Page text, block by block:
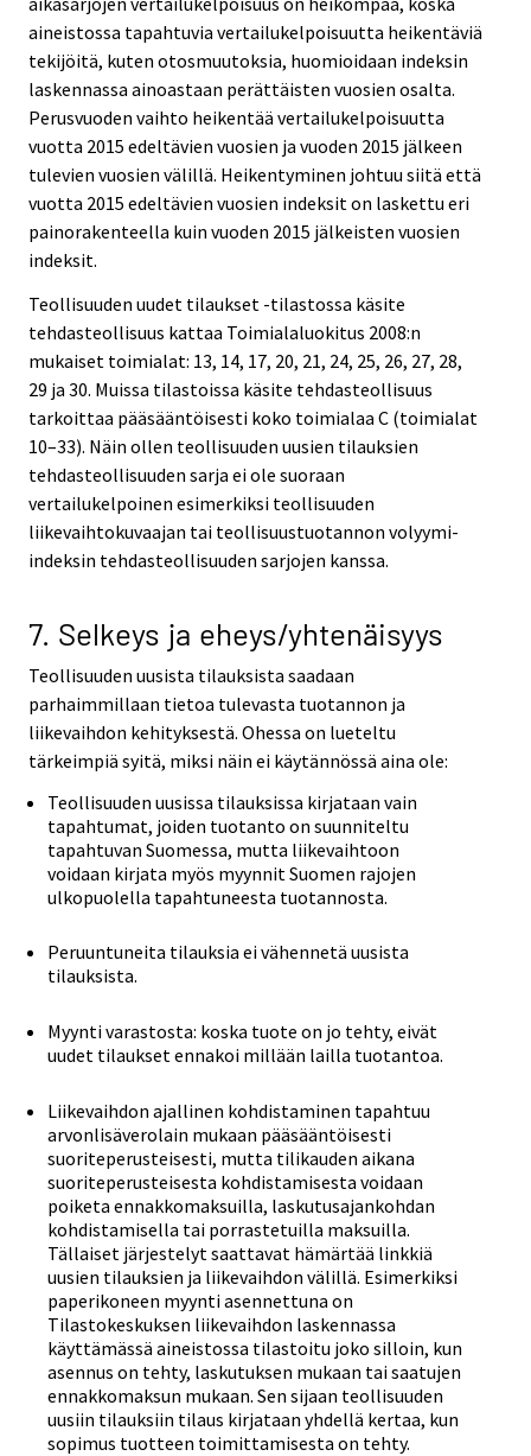
aineistossa tapahtuvia vertailukelpoisuutta heikentäviä
tekijöitä, kuten otosmuutoksia, huomioidaan indeksin
laskennassa ainoastaan perättäisten vuosien osalta.
Perusvuoden vaihto heikentää vertailukelpoisuutta
vuotta 2015 edeltävien vuosien ja vuoden 2015 jälkeen
tulevien vuosien välillä. Heikentyminen johtuu siitä että
vuotta 2015 edeltävien vuosien indeksit on laskettu eri
painorakenteella kuin vuoden 2015 jälkeisten vuosien
indeksit.
Teollisuuden uudet tilaukset -tilastossa käsite
tehdasteollisuus kattaa Toimialaluokitus 2008:n
mukaiset toimialat: 13, 14, 17, 20, 21, 24, 25, 26, 27, 28,
29 ja 30. Muissa tilastoissa käsite tehdasteollisuus
tarkoittaa pääsääntöisesti koko toimialaa C (toimialat
10–33). Näin ollen teollisuuden uusien tilauksien
tehdasteollisuuden sarja ei ole suoraan
vertailukelpoinen esimerkiksi teollisuuden
liikevaihtokuvaajan tai teollisuustuotannon volyymi-
indeksin tehdasteollisuuden sarjojen kanssa.
7. Selkeys ja eheys/yhtenäisyys
Teollisuuden uusista tilauksista saadaan
parhaimmillaan tietoa tulevasta tuotannon ja
liikevaihdon kehityksestä. Ohessa on lueteltu
tärkeimpiä syitä, miksi näin ei käytännössä aina ole:
Teollisuuden uusissa tilauksissa kirjataan vain
tapahtumat, joiden tuotanto on suunniteltu
tapahtuvan Suomessa, mutta liikevaihtoon
voidaan kirjata myös myynnit Suomen rajojen
ulkopuolella tapahtuneesta tuotannosta.
Peruuntuneita tilauksia ei vähennetä uusista
tilauksista.
Myynti varastosta: koska tuote on jo tehty, eivät
uudet tilaukset ennakoi millään lailla tuotantoa.
Liikevaihdon ajallinen kohdistaminen tapahtuu
arvonlisäverolain mukaan pääsääntöisesti
suoriteperusteisesti, mutta tilikauden aikana
suoriteperusteisesta kohdistamisesta voidaan
poiketa ennakkomaksuilla, laskutusajankohdan
kohdistamisella tai porrastetuilla maksuilla.
Tällaiset järjestelyt saattavat hämärtää linkkiä
uusien tilauksien ja liikevaihdon välillä. Esimerkiksi
paperikoneen myynti asennettuna on
Tilastokeskuksen liikevaihdon laskennassa
käyttämässä aineistossa tilastoitu joko silloin, kun
asennus on tehty, laskutuksen mukaan tai saatujen
ennakkomaksun mukaan. Sen sijaan teollisuuden
uusiin tilauksiin tilaus kirjataan yhdellä kertaa, kun
sopimus tuotteen toimittamisesta on tehty.